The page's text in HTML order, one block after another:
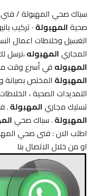
سباك صحي المهبولة / فني
صحيةالمهبولة· تركيب
الغسيل وخلاطات اعمال
المجاريالمهبوله،نرسل
المهبولهفي أسرع وقت
المهبولةالمختص بصيانة و
التمديدات الصحية ، الخلاطات
تسليك مجاريالمهبولة.
المهبولة. سباك صحي
اطلب الان : فنى صحي
او من خلال الاتصال بنا